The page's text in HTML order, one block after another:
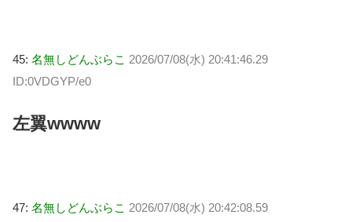
45: 名無しどんぶらこ 2026/07/08(水) 20:41:46.29
ID:0VDGYP/e0
左翼wwww
47: 名無しどんぶらこ 2026/07/08(水) 20:42:08.59